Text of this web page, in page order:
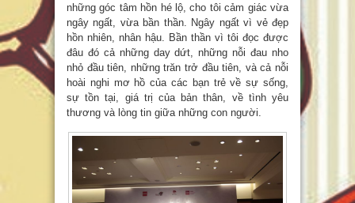
những góc tâm hồn hé lộ, cho tôi cảm giác vừa
ngây ngất, vừa bần thần. Ngây ngất vì vẻ đẹp
hồn nhiên, nhân hậu. Bần thần vì tôi đọc được
đâu đó cả những day dứt, những nỗi đau nho
nhỏ đầu tiên, những trăn trở đầu tiên, và cả nỗi
hoài nghi mơ hồ của các bạn trẻ về sự sống,
sự tồn tại, giá trị của bản thân, về tình yêu
thương và lòng tin giữa những con người.